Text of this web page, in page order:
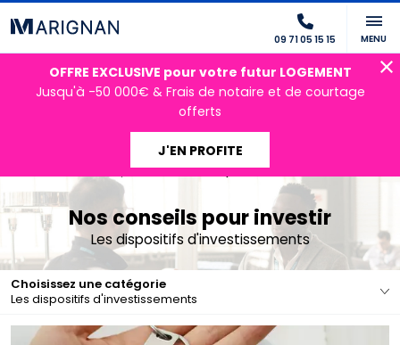
09 71 05 15 15 MENU
OFFRE EXCLUSIVE pour votre futur LOGEMENT
Jusqu'à -50 000€ & Frais de notaire et de courtage
offerts
J'EN PROFITE
Nos conseils pour investir Les dispositifs d'investissements
Nos conseils pour investir
Les dispositifs d'investissements
Choisissez une catégorie
Les dispositifs d'investissements